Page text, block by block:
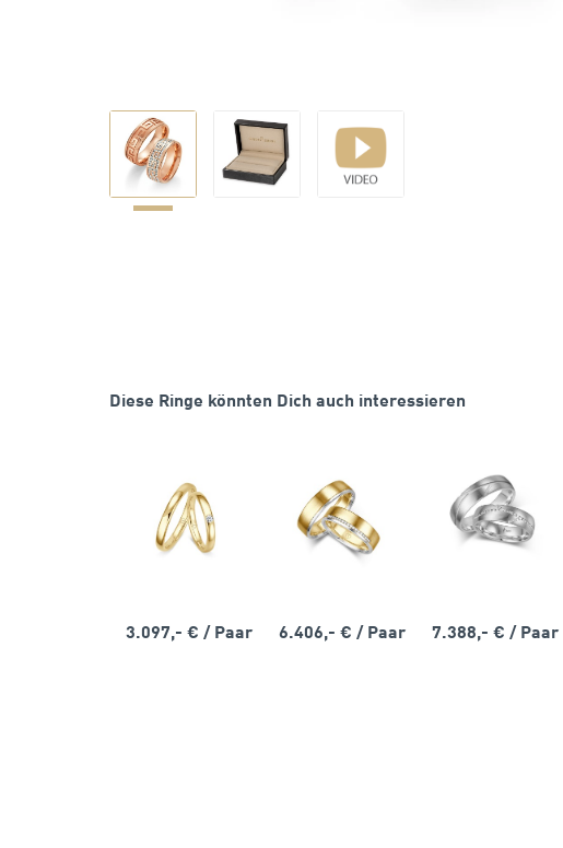
Diese Ringe könnten Dich auch interessieren
3.097,- € / Paar 6.406,- €/ Paar 7.388,- €/ Paar